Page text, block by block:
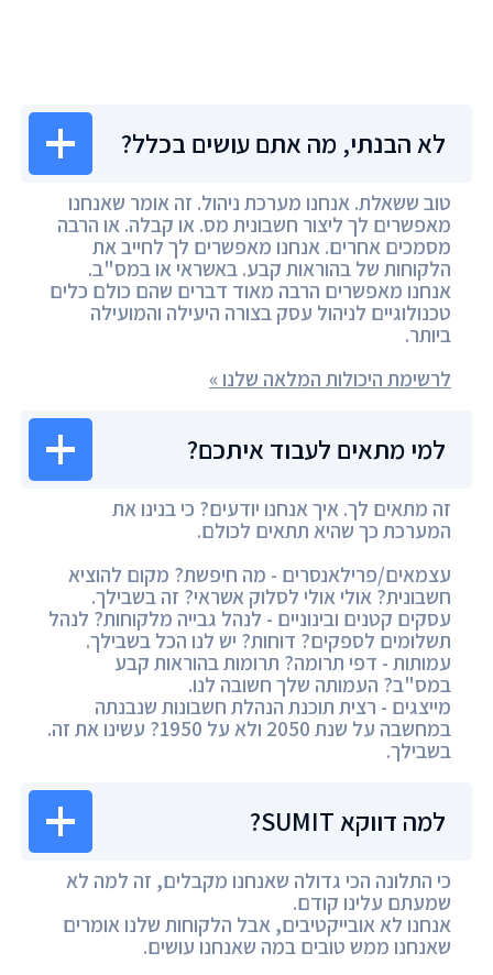
לא הבנתי, מה אתם עושים בכלל?
טוב ששאלת. אנחנו מערכת ניהול. זה אומר שאנחנו
מאפשרים לך ליצור חשבונית מס. או קבלה. או הרבה
מסמכים אחרים. אנחנו מאפשרים לך לחייב את
הלקוחות של בהוראות קבע. באשראי או במס"ב.
אנחנו מאפשרים הרבה מאוד דברים שהם כולם כלים
טכנולוגיים לניהול עסק בצורה היעילה והמועילה
ביותר.
לרשימת היכולות המלאה שלנו »
למי מתאים לעבוד איתכם?
זה מתאים לך. איך אנחנו יודעים? כי בנינו את
המערכת כך שהיא תתאים לכולם.
עצמאים/פרילאנסרים - מה חיפשת? מקום להוציא
חשבונית? אולי אולי לסלוק אשראי? זה בשבילך.
עסקים קטנים ובינוניים - לנהל גבייה מלקוחות? לנהל
תשלומים לספקים? דוחות? יש לנו הכל בשבילך.
עמותות - דפי תרומה? תרומות בהוראות קבע
במס"ב? העמותה שלך חשובה לנו.
מייצגים - רצית תוכנת הנהלת חשבונות שנבנתה
במחשבה על שנת 2050 ולא על 1950? עשינו את זה.
בשבילך.
למה דווקא SUMIT?
כי התלונה הכי גדולה שאנחנו מקבלים, זה למה לא
שמעתם עלינו קודם.
אנחנו לא אובייקטיבים, אבל הלקוחות שלנו אומרים
שאנחנו ממש טובים במה שאנחנו עושים.